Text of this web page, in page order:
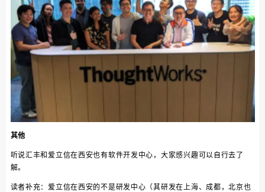
其他
听说汇丰和爱立信在西安也有软件开发中心，大家感兴趣可以自行去了
解。
读者补充：爱立信在西安的不是研发中心（其研发在上海、成都，北京也